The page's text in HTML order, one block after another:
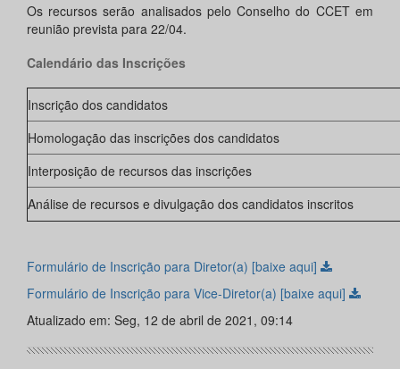
Os recursos serão analisados pelo Conselho do CCET em
reunião prevista para 22/04.
Calendário das Inscrições
Inscrição dos candidatos
Homologação das inscrições dos candidatos
Interposição de recursos das inscrições
Análise de recursos e divulgação dos candidatos inscritos
Formulário de Inscrição para Diretor(a) [baixe aqui]
Formulário de Inscrição para Vice-Diretor(a) [baixe aqui]
Atualizado em: Seg, 12 de abril de 2021, 09:14